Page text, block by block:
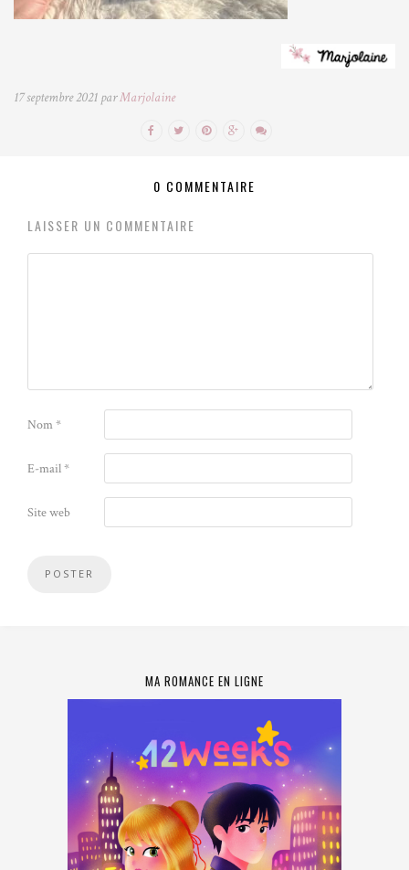
17 septembre 2021 parMarjolaine
0 COMMENTAIRE
LAISSER UN COMMENTAIRE
Nom*
E-mail*
Site web
MA ROMANCE EN LIGNE